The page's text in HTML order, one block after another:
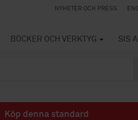
NYHETER OCH PRESS
BÖCKER OCH VERKTYG SIS
Köp denna standard